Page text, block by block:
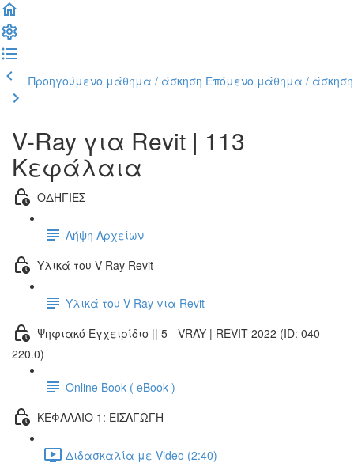
Προηγούμενο μάθημα / άσκηση Επόμενο μάθημα / άσκηση
V-Ray για Revit | 113
Κεφάλαια
ΟΔΗΓΙΕΣ
Λήψη Αρχείων
Υλικά του V-Ray Revit
Υλικά του V-Ray για Revit
Ψηφιακό Εγχειρίδιο || 5 - VRAY | REVIT 2022 (ID: 040 -
220.0)
Online Book ( eBook )
ΚΕΦΑΛΑΙΟ 1: ΕΙΣΑΓΩΓΗ
Διδασκαλία με Video (2:40)